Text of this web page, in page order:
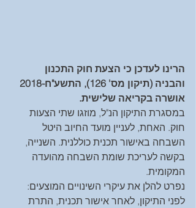
הרינו לעדכן כי הצעת חוק התכנון
אושרה בקריאה שלישית.
במסגרת התיקון הנ"ל, מוזגו שתי הצעות
חוק. האחת, לעניין מועד החיוב היטל
השבחה באישור תכנית כוללנית. השנייה,
בקשה לעריכת שומת השבחה מהועדה
המקומית.
נפרט להלן את עיקרי השינויים המוצעים:
לפני התיקון, לאחר אישור תכנית, התרת